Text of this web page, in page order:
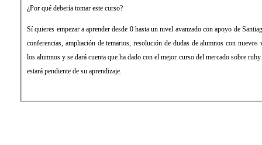
¿Por qué debería tomar este curso?
Sí quieres empezar a aprender desde 0 hasta un nivel avanzado con apoyo de
conferencias, ampliación de temarios, resolución de dudas de alumnos con nuevos
los alumnos y se dará cuenta que ha dado con el mejor curso del mercado sobre
estará pendiente de su aprendizaje.